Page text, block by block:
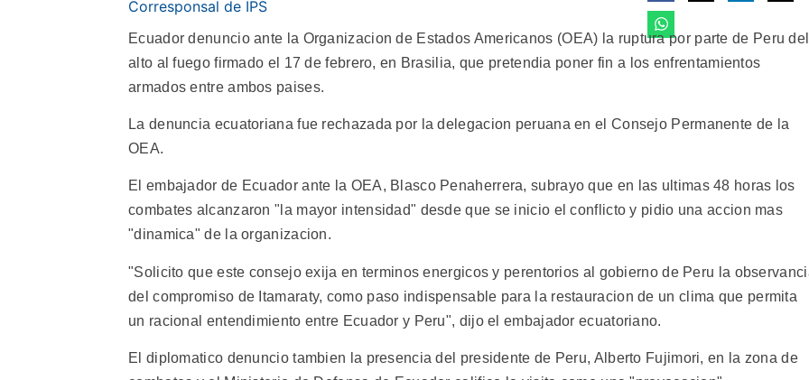
Corresponsal de IPS
Ecuador denuncio ante la Organizacion de Estados Americanos (OEA) la ruptura por parte de Peru del
alto al fuego firmado el 17 de febrero, en Brasilia, que pretendia poner fin a los enfrentamientos
armados entre ambos paises.
La denuncia ecuatoriana fue rechazada por la delegacion peruana en el Consejo Permanente de la
OEA.
El embajador de Ecuador ante la OEA, Blasco Penaherrera, subrayo que en las ultimas 48 horas los
combates alcanzaron "la mayor intensidad" desde que se inicio el conflicto y pidio una accion mas
"dinamica" de la organizacion.
"Solicito que este consejo exija en terminos energicos y perentorios al gobierno de Peru la
del compromiso de Itamaraty, como paso indispensable para la restauracion de un clima que permita
un racional entendimiento entre Ecuador y Peru", dijo el embajador ecuatoriano.
El diplomatico denuncio tambien la presencia del presidente de Peru, Alberto Fujimori, en la zona de